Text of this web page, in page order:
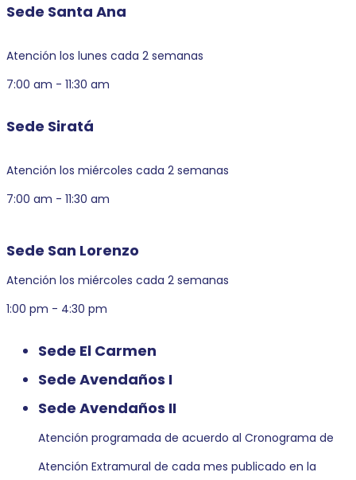
Sede Santa Ana
Atención los lunes cada 2 semanas
7:00 am - 11:30 am
Sede Siratá
Atención los miércoles cada 2 semanas
7:00 am - 11:30 am
Sede San Lorenzo
Atención los miércoles cada 2 semanas
1:00 pm - 4:30 pm
Sede El Carmen
Sede Avendaños I
Sede Avendaños II
Atención programada de acuerdo al Cronograma de
Atención Extramural de cada mes publicado en la